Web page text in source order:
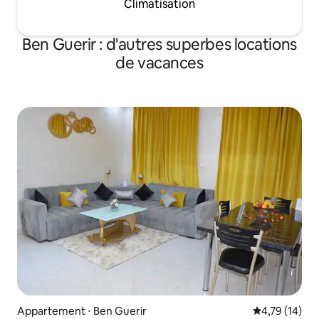
Climatisation
Ben Guerir : d'autres superbes locations
de vacances
Appartement ⋅ Ben Guerir Évaluation
4,79 (14)